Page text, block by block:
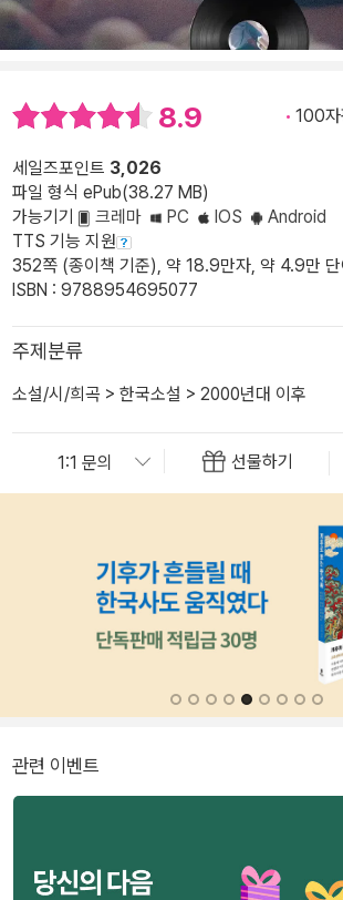
8.9 100자
세일즈포인트 3,026
파일 형식 ePub(38.27 MB)
가능기기
크레마 PC IOS
Android
TTS 기능 지원
352쪽 (종이책 기준), 약 18.9만자, 약 4.9만 단
ISBN : 9788954695077
주제분류
소설/시/희곡 > 한국소설 > 2000년대 이후
선물하기
관련 이벤트